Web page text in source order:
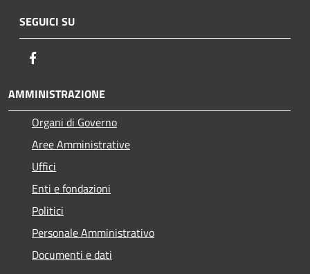
SEGUICI SU
AMMINISTRAZIONE
Organi di Governo
Aree Amministrative
Uffici
Enti e fondazioni
Politici
Personale Amministrativo
Documenti e dati